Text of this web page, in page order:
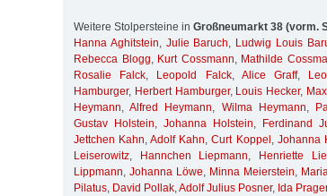
Weitere Stolpersteine in Großneumarkt 38 (vorm.
Hanna Aghitstein, Julie Baruch, Ludwig Louis
Rebecca Blogg, Kurt Cossmann, Mathilde
Rosalie Falck, Leopold Falck, Alice Graff,
Hamburger, Herbert Hamburger, Louis Hecker,
Heymann,Alfred Heymann, Wilma Heymann,
Gustav Holstein, Johanna Holstein, Ferdinand
Jettchen Kahn,Adolf Kahn,Curt Koppel , Johanna
Leiserowitz, Hannchen Liepmann, Henriette
Lippmann, Johanna Löwe, Minna Meierstein,
Pilatus, David Pollak,Adolf Julius Posner, Ida Prager